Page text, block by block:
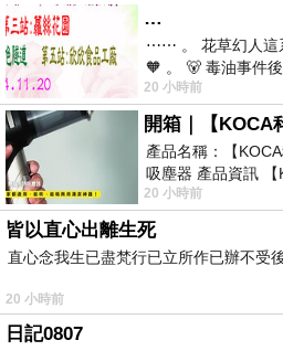
…
⋯⋯ 。 花草幻人這
🧡 。 🐻 毒油事件
前天購買了我之前就
20 小時前
產品名稱：【
吸塵器 產品資訊
線手持吸塵器評語
20 小時前
皆以直心出離生死
直心念我生已盡梵行已立所作已辦不受
20 小時前
日記0807